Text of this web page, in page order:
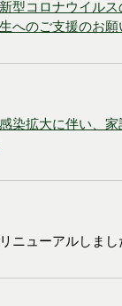
型コロナウイル
へのご支援のお願
染拡大に伴い、
ニューアルしまし